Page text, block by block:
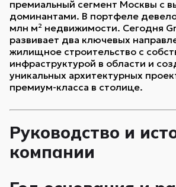
премиальный сегмент Москвы с
доминантами. В портфеле
млн м² недвижимости. Сегодня
развивает два ключевых
жилищное строительство с
инфраструктурой в области и
уникальных архитектурных
премиум-класса в столице.
Руководство и
компании